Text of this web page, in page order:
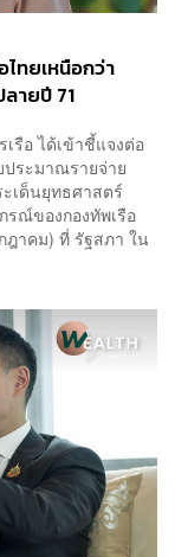
ทยเหนือกว่า
ายปี 71
รือ ได้เข้าชี้แจงต่อ
ระมาณรายจ่าย
เด็นยุทธศาสตร์
รณ์ของกองทัพเรือ
าคม) ที่ รัฐสภา ใน